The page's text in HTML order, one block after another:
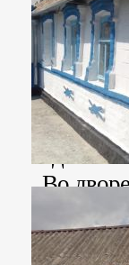
кухни,
В доме
Во дворе
Общий